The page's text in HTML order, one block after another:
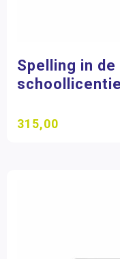
Spelling in
315,00